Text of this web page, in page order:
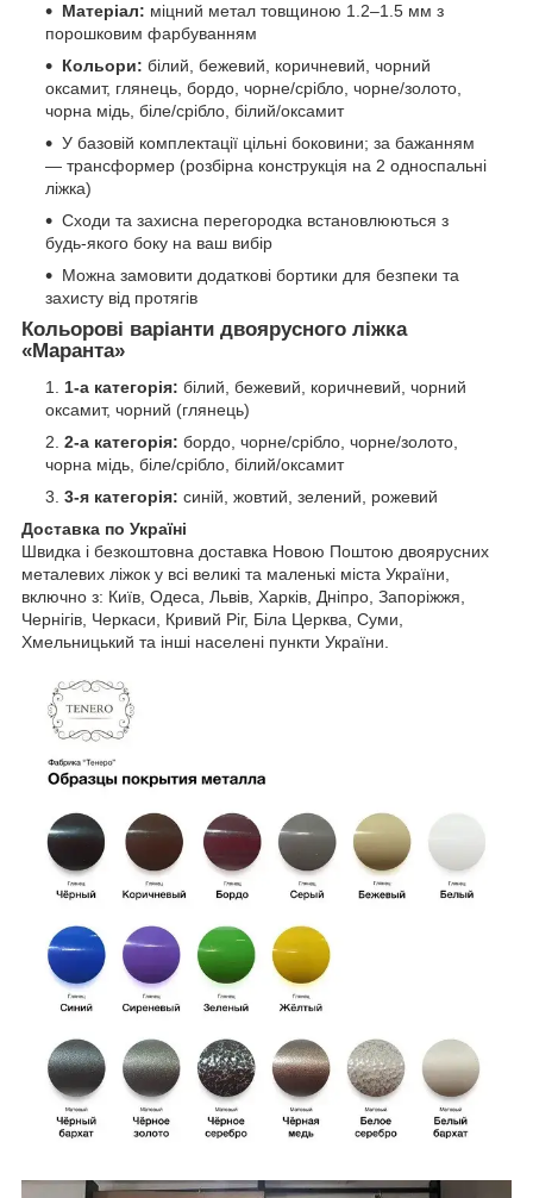
Матеріал: міцний метал товщиною 1.2–1.5 мм з
порошковим фарбуванням
Кольори: білий, бежевий, коричневий, чорний
оксамит, глянець, бордо, чорне/срібло, чорне/золото,
чорна мідь, біле/срібло, білий/оксамит
У базовій комплектації цільні боковини; за бажанням
— трансформер (розбірна конструкція на 2 односпальні
ліжка)
Сходи та захисна перегородка встановлюються з
будь-якого боку на ваш вибір
Можна замовити додаткові бортики для безпеки та
захисту від протягів
Кольорові варіанти двоярусного ліжка
«Маранта»
1-а категорія: білий, бежевий, коричневий, чорний
оксамит, чорний (глянець)
2-а категорія: бордо, чорне/срібло, чорне/золото,
чорна мідь, біле/срібло, білий/оксамит
3-я категорія: синій, жовтий, зелений, рожевий
Доставка по Україні
Швидка і безкоштовна доставка Новою Поштою двоярусних
металевих ліжок у всі великі та маленькі міста України,
включно з: Київ, Одеса, Львів, Харків, Дніпро, Запоріжжя,
Чернігів, Черкаси, Кривий Ріг, Біла Церква, Суми,
Хмельницький та інші населені пункти України.